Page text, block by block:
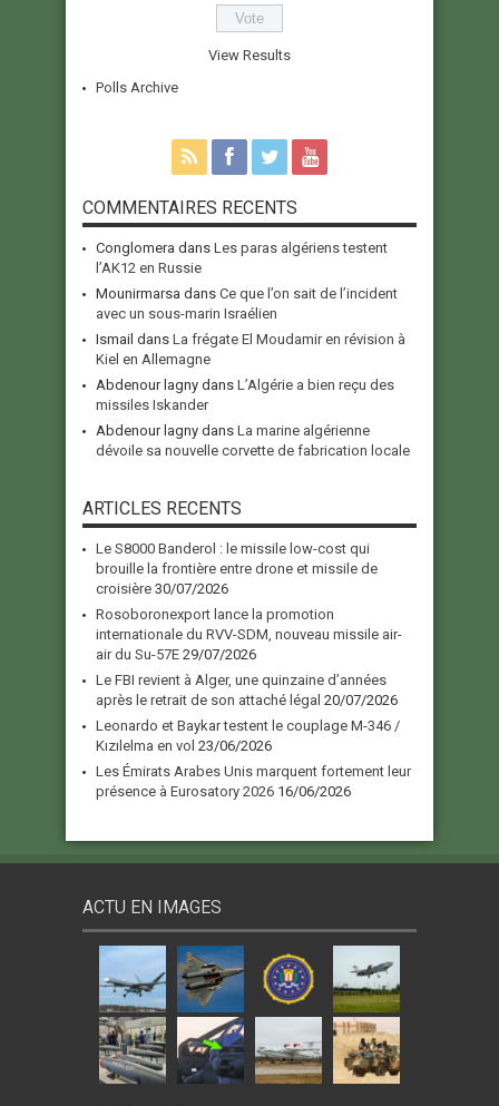
View Results
Polls Archive
COMMENTAIRES RECENTS
Conglomera dans Les paras algériens testent
l’AK12 en Russie
Mounirmarsa dans Ce que l’on sait de l’incident
avec un sous-marin Israélien
Ismail dans La frégate El Moudamir en révision à
Kiel en Allemagne
Abdenour lagny dans L’Algérie a bien reçu des
missiles Iskander
Abdenour lagny dans La marine algérienne
dévoile sa nouvelle corvette de fabrication locale
ARTICLES RECENTS
Le S8000 Banderol : le missile low-cost qui
brouille la frontière entre drone et missile de
croisière 30/07/2026
Rosoboronexport lance la promotion
internationale du RVV-SDM, nouveau missile air-
air du Su-57E 29/07/2026
Le FBI revient à Alger, une quinzaine d’années
après le retrait de son attaché légal 20/07/2026
Leonardo et Baykar testent le couplage M-346 /
Kızılelma en vol 23/06/2026
Les Émirats Arabes Unis marquent fortement leur
présence à Eurosatory 2026 16/06/2026
ACTU EN IMAGES